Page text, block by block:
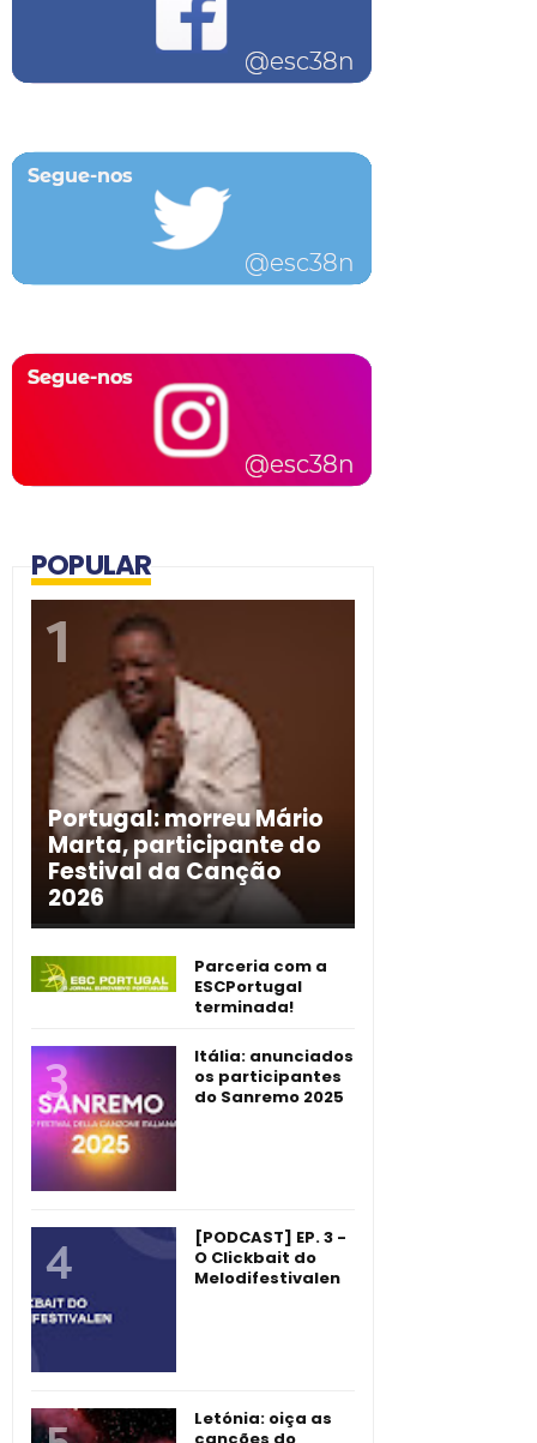
POPULAR
Portugal: morreu Mário
Marta, participante do
Festival da Canção
2026
Parceria com a
ESCPortugal
terminada!
Itália: anunciados
os participantes
do Sanremo 2025
[PODCAST] EP. 3 -
O Clickbait do
Melodifestivalen
Letónia: oiça as